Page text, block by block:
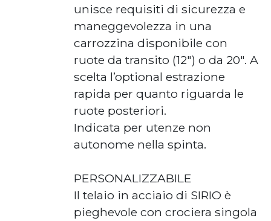
unisce requisiti di sicurezza e
maneggevolezza in una
carrozzina disponibile con
ruote da transito (12″) o da 20″. A
scelta l’optional estrazione
rapida per quanto riguarda le
ruote posteriori.
Indicata per utenze non
autonome nella spinta.
PERSONALIZZABILE
Il telaio in acciaio di SIRIO è
pieghevole con crociera singola